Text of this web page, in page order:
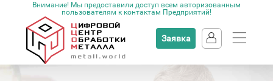
Внимание! Мы предоставили доступ всем авторизованным
пользователям к контактам Предприятий!
Заявка